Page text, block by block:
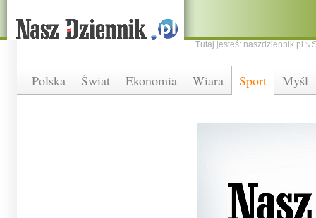
Polska Świat Ekonomia Wiara Sport Myśl
Tutaj jesteś: naszdziennik.pl